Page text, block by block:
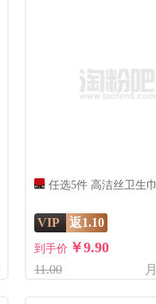
任选5件 高洁丝卫生
VIP 返1.10
到手价 ￥9.90
11.00